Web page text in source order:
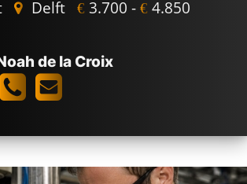
Delft € 3.700 - € 4.850
de la Croix